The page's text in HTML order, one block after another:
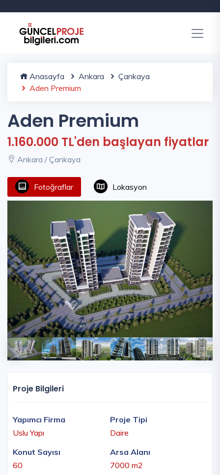
Anasayfa Ankara
Çankaya
Aden Premium
Aden Premium
1.160.000 TL'den başlayan fiyatlar
Ankara / Çankaya
Fotoğraflar Lokasyon
Proje Bilgileri
Yapımcı Firma
Uslu Yapı
Proje Tipi
Daire
Konut Sayısı
60
Arsa Alanı
7000 m2